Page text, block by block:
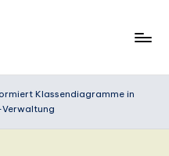
Klassendiagramme in